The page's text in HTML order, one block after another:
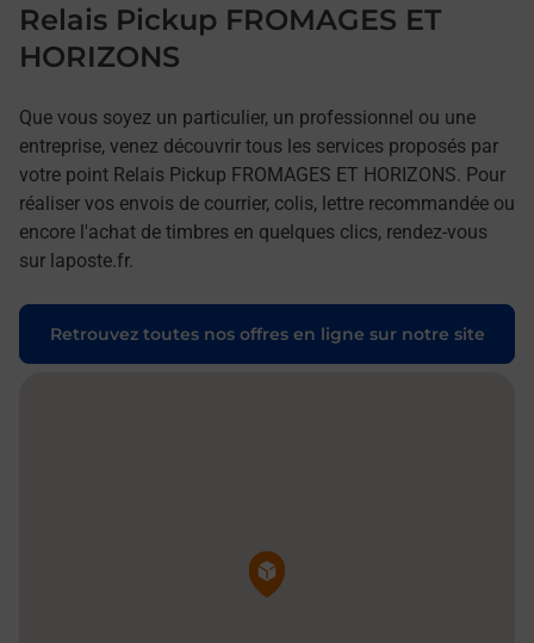
Relais Pickup FROMAGES ET
HORIZONS
Que vous soyez un particulier, un professionnel ou une
entreprise, venez découvrir tous les services proposés par
votre point Relais Pickup FROMAGES ET HORIZONS. Pour
réaliser vos envois de courrier, colis, lettre recommandée ou
encore l'achat de timbres en quelques clics, rendez-vous
sur laposte.fr.
Retrouvez toutes nos offres en ligne sur notre site
Pin de la carte